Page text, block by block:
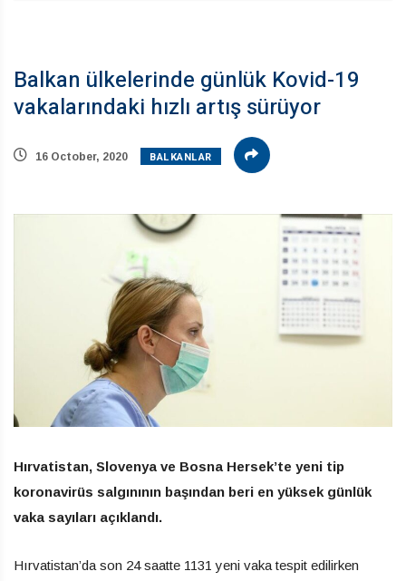
Balkan ülkelerinde günlük Kovid-19
vakalarındaki hızlı artış sürüyor
16 October, 2020 BALKANLAR
Hırvatistan, Slovenya ve Bosna Hersek’te yeni tip
koronavirüs salgınının başından beri en yüksek günlük
vaka sayıları açıklandı.
Hırvatistan’da son 24 saatte 1131 yeni vaka tespit edilirken